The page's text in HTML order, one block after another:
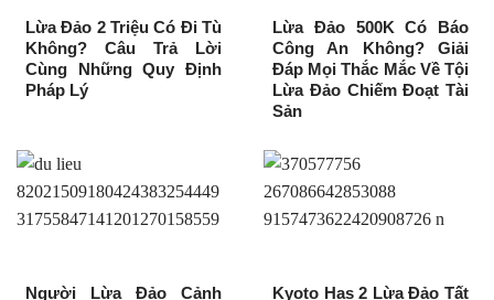
Lừa Đảo 2 Triệu Có Đi Tù
Không? Câu Trả Lời
Cùng Những Quy Định
Pháp Lý
Lừa Đảo 500K Có Báo
Công An Không? Giải
Đáp Mọi Thắc Mắc Về Tội
Lừa Đảo Chiếm Đoạt Tài
Sản
Người Lừa Đảo Cảnh
Kyoto Has 2 Lừa Đảo Tất